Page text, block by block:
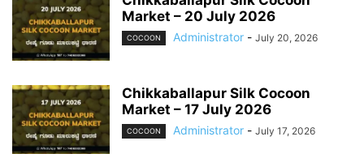
Market – 20 July 2026
COCOON Administrator - July 20, 2026
Chikkaballapur Silk Cocoon
Market – 17 July 2026
COCOON Administrator - July 17, 2026